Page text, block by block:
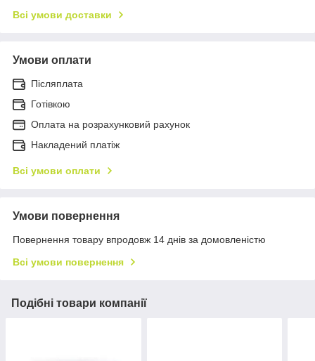
Всі умови доставки
Умови оплати
Післяплата
Готівкою
Оплата на розрахунковий рахунок
Накладений платіж
Всі умови оплати
Умови повернення
Повернення товару впродовж 14 днів за домовленістю
Всі умови повернення
Подібні товари компанії